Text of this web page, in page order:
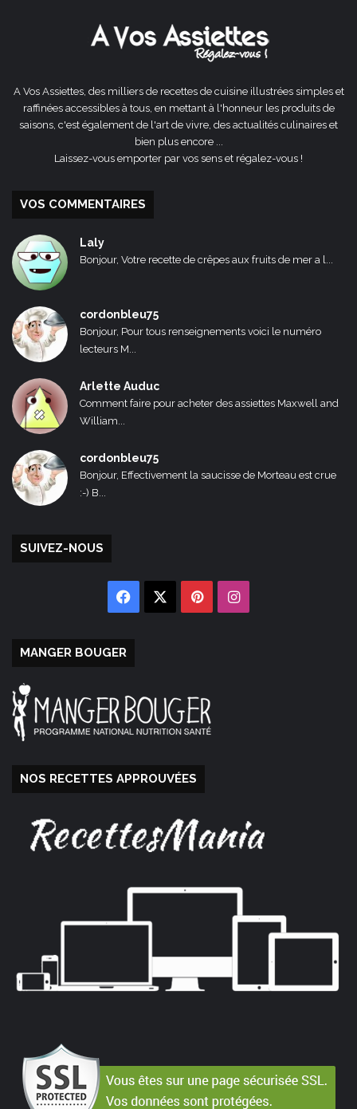
A Vos Assiettes, des milliers de recettes de cuisine illustrées simples et
raffinées accessibles à tous, en mettant à l'honneur les produits de
saisons, c'est également de l'art de vivre, des actualités culinaires et
bien plus encore ...
Laissez-vous emporter par vos sens et régalez-vous !
VOS COMMENTAIRES
Laly
Bonjour, Votre recette de crêpes aux fruits de mer a l...
cordonbleu75
Bonjour, Pour tous renseignements voici le numéro
lecteurs M...
Arlette Auduc
Comment faire pour acheter des assiettes Maxwell and
William...
cordonbleu75
Bonjour, Effectivement la saucisse de Morteau est crue
:-) B...
SUIVEZ-NOUS
Facebook PinterestInstagram
MANGER BOUGER
NOS RECETTES APPROUVÉES